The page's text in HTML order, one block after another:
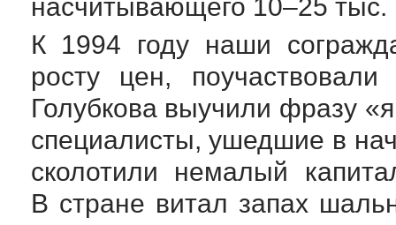
насчитывающего 10–25
К 1994 году наши
росту цен,
Голубкова выучили фразу
специалисты, ушедшие в
сколотили немалый
В стране витал запах